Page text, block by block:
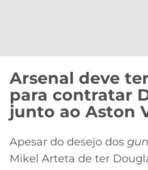
Arsenal deve
para contratar
junto ao Aston
Apesar do desejo dos
Mikel Arteta de ter